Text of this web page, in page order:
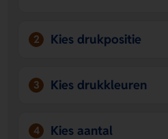
Praktisch en opvallend- De
frisse look en maakt het een
2 Kies drukpositie
3 Kies drukkleuren
4 Kies aantal